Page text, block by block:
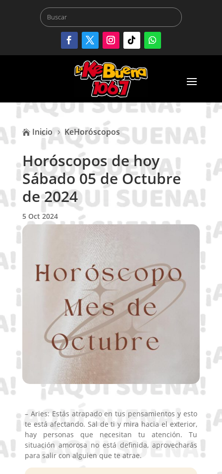
 Inicio 5 KeHoróscopos
Horóscopos de hoy
Sábado 05 de Octubre
de 2024
5 Oct 2024
– Aries: Estás atrapado en tus pensamientos y esto
te está afectando. Sal de ti y mira hacia el exterior,
hay personas que necesitan tu atención. Tu
situación amorosa no está definida, aprovecharás
para salir con alguien que te atrae.